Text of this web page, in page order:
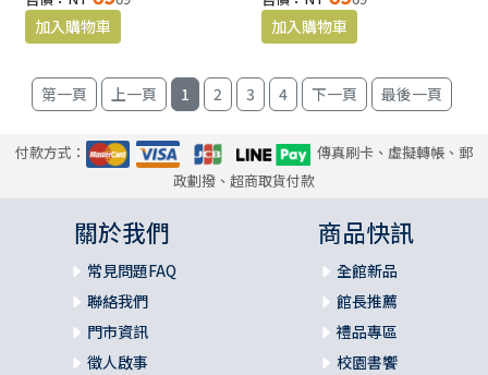
1 2 3 4
付款方式：
傳真刷卡、虛擬轉帳、郵
政劃撥、超商取貨付款
關於我們
常見問題FAQ
聯絡我們
門市資訊
徵人啟事
商品快訊
全館新品
館長推薦
禮品專區
校園書饗